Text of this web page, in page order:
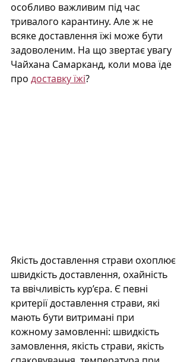
особливо важливим під час
тривалого карантину. Але ж не
всяке доставлення їжі може бути
задоволеним. На що звертає увагу
Чайхана Самарканд, коли мова їде
про доставку їжі?
Якість доставлення страви охоплює
швидкість доставлення, охайність
та ввічливість кур’єра. Є певні
критерії доставлення страви, які
мають бути витримані при
кожному замовленні: швидкість
замовлення, якість страви, якість